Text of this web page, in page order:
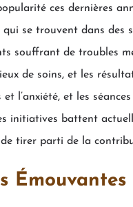
ces dernières
se trouvent dans des
souffrant de troubles
de soins, et les
l’anxiété, et les
initiatives battent
tirer parti de la
Émouvantes